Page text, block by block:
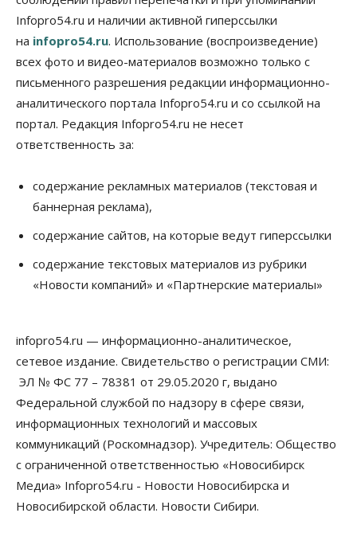
Общество
«За тех, у кого от 270 баллов,
настоящая борьба»: вузы настойчиво
обзванивают новосибирских высокобалльников
перед зачислением
Власть
Режим ЧС ввели в Омской области из-за засухи
Власть Общество
Новосибирск готовится к визиту Владимира
06 Августа 2026, 12:05
Бизнес Общество
Росреестр назвал главные причины
Телекоммуникации
В 16 населённых пунктах Мошковского района
модернизировали мобильную связь
06 Августа 2026, 11:35
Бизнес Право&Порядок ПроБизнес
Злоумышленники опять атакуют
новосибирские компании через электронную
почту
06 Августа 2026, 11:00
Infopro54.ru и наличии активной гиперссылки
на infopro54.ru. Использование (воспроизведение)
всех фото и видео-материалов возможно только с
письменного разрешения редакции информационно-
аналитического портала Infopro54.ru и со ссылкой на
портал. Редакция Infopro54.ru не несет
ответственность за:
содержание рекламных материалов (текстовая и
баннерная реклама),
содержание сайтов, на которые ведут гиперссылки
содержание текстовых материалов из рубрики
«Новости компаний» и «Партнерские материалы»
infopro54.ru — информационно-аналитическое,
сетевое издание. Свидетельство о регистрации СМИ:
ЭЛ № ФС 77 – 78381 от 29.05.2020 г, выдано
Федеральной службой по надзору в сфере связи,
информационных технологий и массовых
коммуникаций (Роскомнадзор). Учредитель: Общество
с ограниченной ответственностью «Новосибирск
Медиа» Infopro54.ru - Новости Новосибирска и
Новосибирской области. Новости Сибири.